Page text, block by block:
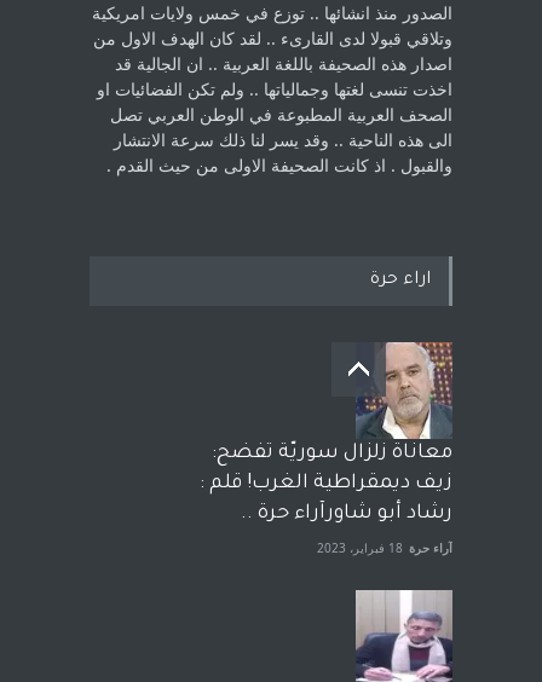
الصدور منذ انشائها .. توزع في خمس ولايات امريكية
‏وتلاقي قبولا لدى القارىء ..‏ لقد كان الهدف الاول من
اصدار هذه الصحيفة باللغة العربية .. ان الجالية قد
اخذت ‏تنسى لغتها وجمالياتها .. ولم تكن الفضائيات او
الصحف العربية المطبوعة في الوطن ‏العربي تصل
الى هذه الناحية .. وقد يسر لنا ذلك سرعة الانتشار
والقبول . اذ كانت ‏الصحيفة الاولى من حيث القدم . ‏
اراء حرة
معاناة زلزال سوريّة تفضح:
زيف ديمقراطية الغرب! قلم :
رشاد أبو شاورآراء حرة ..
آراء حرة 18 فبراير، 2023